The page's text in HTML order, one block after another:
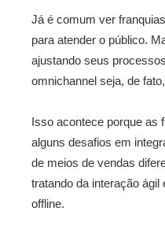
Já é comum ver
para atender o público.
ajustando seus
omnichannel seja, de
Isso acontece porque as
alguns desafios em
de meios de vendas
tratando da interação ágil
offline.